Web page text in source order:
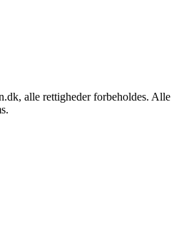
alle rettigheder forbeholdes. Alle